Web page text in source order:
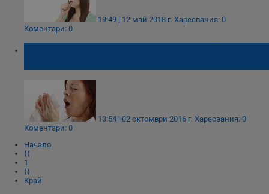
19:49 | 12 май 2018 г. Харесвания: 0
Коментари: 0
13:54 | 02 октомври 2016 г. Харесвания: 0
Коментари: 0
Начало
⟨⟨
1
⟩⟩
Край